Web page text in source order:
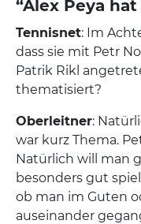
“Alex Peya
Tennisnet: Im
dass sie mit Petr
Patrik Rikl
thematisiert?
Oberleitner:
war kurz Thema.
Natürlich will man
besonders gut
ob man im Guten
auseinander